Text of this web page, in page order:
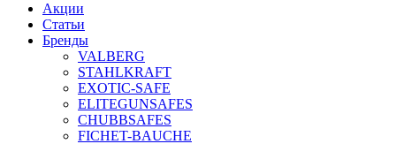
Акции
Статьи
Бренды
VALBERG
STAHLKRAFT
EXOTIC-SAFE
ELITEGUNSAFES
CHUBBSAFES
FICHET-BAUCHE